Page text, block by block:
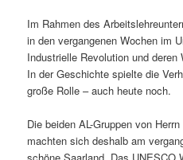
Im Rahmen des
in den vergangenen Wochen im
Industrielle Revolution und
In der Geschichte spielte die
große Rolle – auch heute noch.
Die beiden AL-Gruppen von
machten sich deshalb am